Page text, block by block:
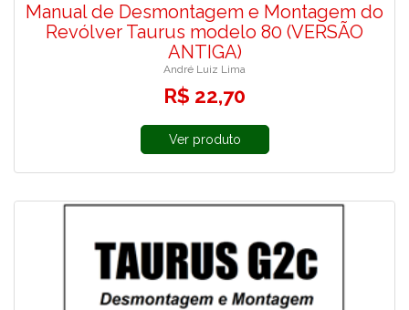
Manual de Desmontagem e Montagem do
Revólver Taurus modelo 80 (VERSÃO
ANTIGA)
André Luiz Lima
R$ 22,70
Ver produto